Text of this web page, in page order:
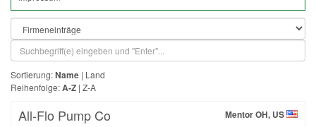
Sortierung:Name | Land
Reihenfolge:A-Z | Z-A
Mentor OH, US
All-Flo Pump Co